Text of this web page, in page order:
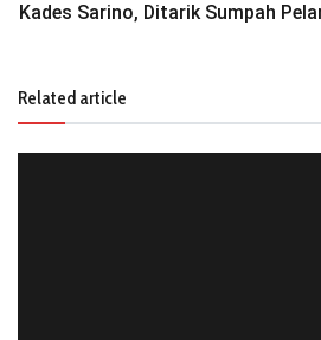
Kades Sarino, Ditarik Sumpah
Related article